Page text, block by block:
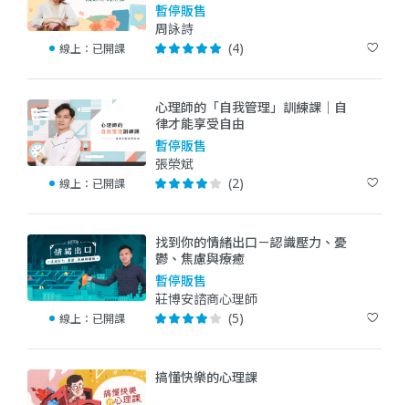
線上： 已開課
暫停販售
周詠詩
(4)
線上： 已開課
心理師的「自我管理」訓練課｜自
律才能享受自由
暫停販售
張榮斌
(2)
線上： 已開課
找到你的情緒出口－認識壓力、憂
鬱、焦慮與療癒
暫停販售
莊博安諮商心理師
(5)
搞懂快樂的心理課